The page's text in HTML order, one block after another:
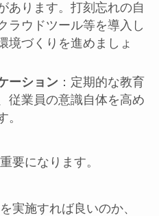
あります。打刻忘れの自
ラウドツール等を導入し
境づくりを進めましょ
ーション ：定期的な教育
従業員の意識自体を高め
。
要になります。
実施すれば良いのか、